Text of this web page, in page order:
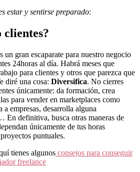
estar y sentirse preparado:
clientes?
un gran escaparate para nuestro negocio
24horas al día. Habrá meses que
para clientes y otros que parezca que
diré una cosa: Diversifica. No cierres
únicamente: da formación, crea
para vender en marketplaces como
empresas, desarrolla alguna
En definitiva, busca otras maneras de
únicamente de tus horas
puntuales.
tienes algunos consejos para conseguir
freelance